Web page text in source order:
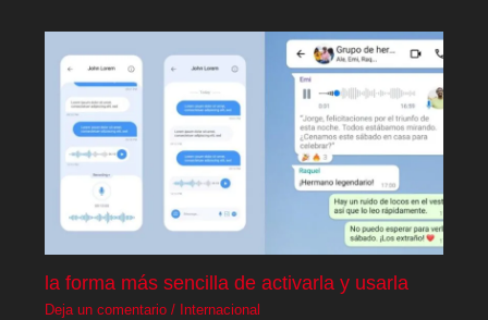
la forma más sencilla de activarla y usarla
Deja un comentario / Internacional